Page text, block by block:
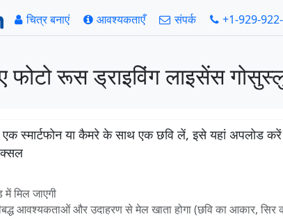
चित्र बनाएं आवश्यकताएँ संपर्क +1-929-
फोटो रूस ड्राइविंग लाइसेंस
स्मार्टफोन या कैमरे के साथ एक छवि लें, इसे यहां अपलोड
मिल जाएगी
आवश्यकताओं और उदाहरण से मेल खाता होगा (छवि का आकार,